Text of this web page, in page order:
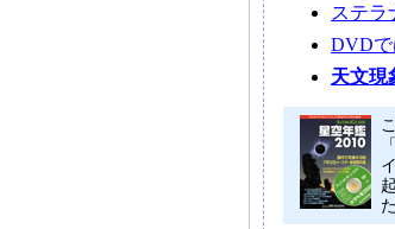
ステラ
DVDで
天文現